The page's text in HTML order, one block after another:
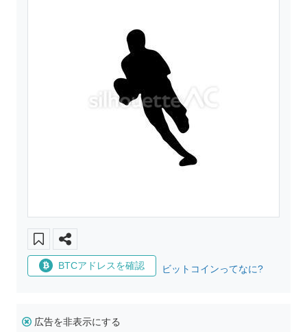
BTCアドレスを確認 ビットコインってなに?
広告を非表示にする